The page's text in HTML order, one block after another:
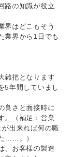
路の知識が役立
界はどこもそう
業界から1日でも
雑把となります
5年間していまし
良さと面接時に
。（補足：営業
出来れば何の職
……。）
、お客様の製造